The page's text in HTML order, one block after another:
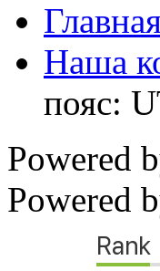
Наша
пояс:
Powered
Powered